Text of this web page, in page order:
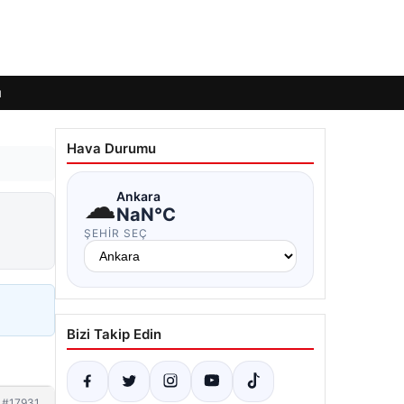
Hava Durumu
☁Ankara
NaN°C
ŞEHIR SEÇ
Bizi Takip Edin